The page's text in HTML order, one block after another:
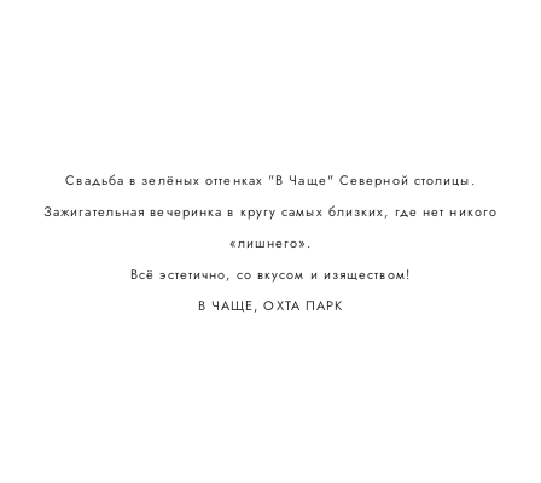
Свадьба в зелёных оттенках "В Чаще" Северной столицы.
Зажигательная вечеринка в кругу самых близких, где нет никого
«лишнего».
Всё эстетично, со вкусом и изяществом!
В ЧАЩЕ, ОХТА ПАРК